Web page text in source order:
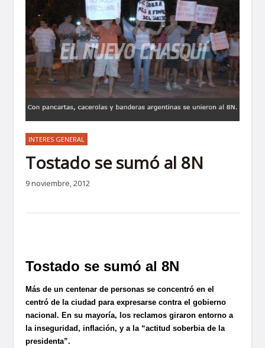
INTERES GENERAL
Tostado se sumó al 8N
9 noviembre, 2012
Tostado se sumó al 8N
Más de un centenar de personas se concentró en el
centró de la ciudad para expresarse contra el gobierno
nacional. En su mayoría, los reclamos giraron entorno a
la inseguridad, inflación, y a la “actitud soberbia de la
presidenta”.